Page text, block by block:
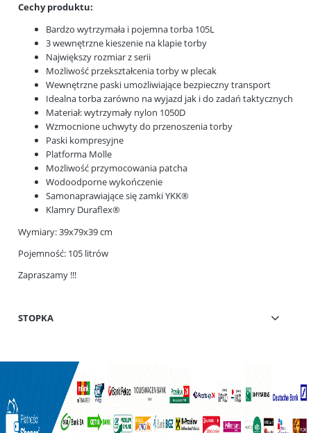
Cechy produktu:
Bardzo wytrzymała i pojemna torba 105L
3 wewnętrzne kieszenie na klapie torby
Największy rozmiar z serii
Możliwość przekształcenia torby w plecak
Wewnętrzne paski umożliwiające bezpieczny transport
Idealna torba zarówno na wyjazd jak i do zadań taktycznych
Materiał: wytrzymały nylon 1050D
Wzmocnione uchwyty do przenoszenia torby
Paski kompresyjne
Platforma Molle
Możliwość przymocowania patcha
Wodoodporne wykończenie
Samonaprawiające się zamki YKK®
Klamry Duraflex®
Wymiary: 39x79x39 cm
Pojemność: 105 litrów
Zapraszamy !!!
STOPKA